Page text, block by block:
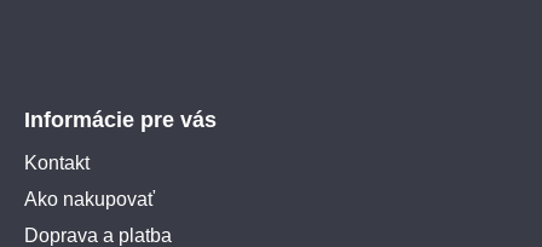
Informácie pre vás
Kontakt
Ako nakupovať
Doprava a platba